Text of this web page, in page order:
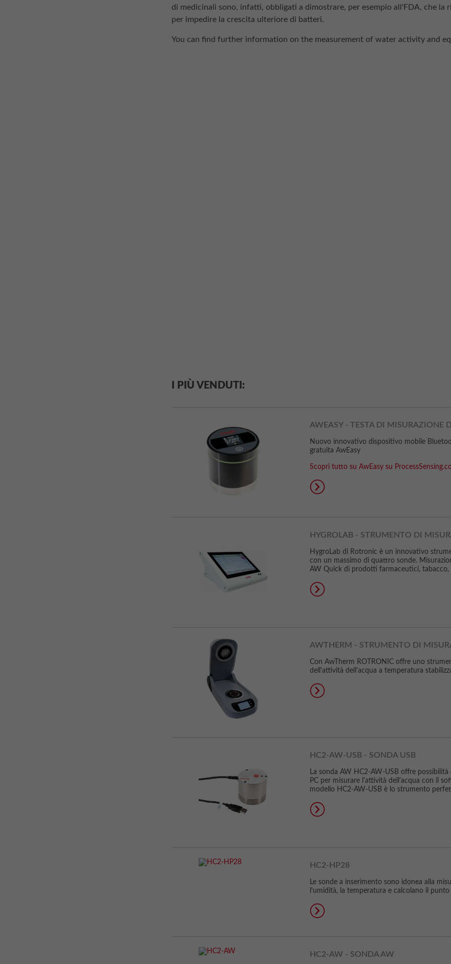
di medicinali sono, infatti, obbligati a dimostrare, per esempio all'FDA, che
per impedire la crescita ulteriore di batteri.
You can find further information on the measurement of water activity and
I PIÙ VENDUTI:
AWEASY - TESTA DI MISURAZIONE
Nuovo innovativo dispositivo mobile
gratuita AwEasy
Scopri tutto su AwEasy su
HYGROLAB - STRUMENTO DI
HygroLab di Rotronic è un innovativo
con un massimo di quattro sonde.
AW Quick di prodotti farmaceutici,
AWTHERM - STRUMENTO DI
Con AwTherm ROTRONIC offre uno
dell'attività dell'acqua a temperatura
HC2-AW-USB - SONDA USB
La sonda AW HC2-AW-USB offre
PC per misurare l'attività dell'acqua con il
modello HC2-AW-USB è lo strumento
HC2-HP28
Le sonde a inserimento sono idonea alla
l'umidità, la temperatura e calcolano il
HC2-AW - SONDA AW